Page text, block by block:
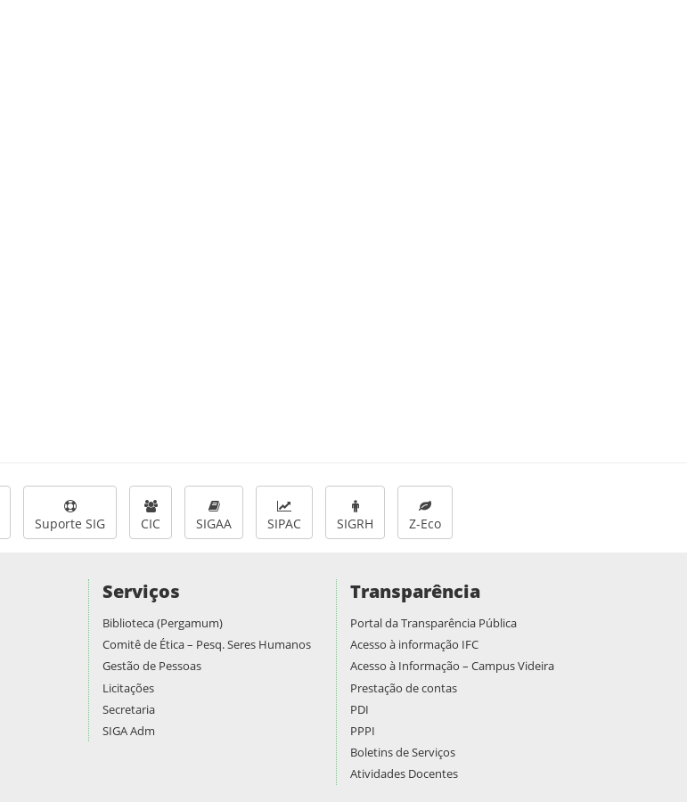
Suporte SIG CIC SIGAA SIPAC SIGRH Z-Eco
Serviços
Biblioteca (Pergamum)
Comitê de Ética – Pesq. Seres Humanos
Gestão de Pessoas
Licitações
Secretaria
SIGA Adm
Transparência
Portal da Transparência Pública
Acesso à informação IFC
Acesso à Informação – Campus Videira
Prestação de contas
PDI
PPPI
Boletins de Serviços
Atividades Docentes